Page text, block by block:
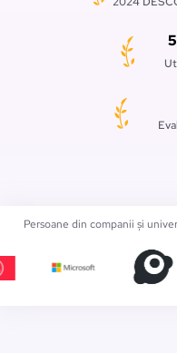
Persoane din companii și